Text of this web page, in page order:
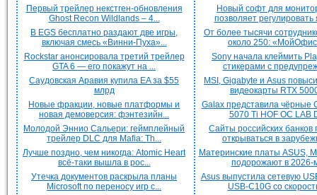
Первый трейлер некстген-обновления
Ghost Recon Wildlands – 4...
В EGS бесплатно раздают две игры,
включая смесь «Винни-Пуха»...
Rockstar анонсировала третий трейлер
GTA 6 — его покажут на ...
Саудовская Аравия купила EA за $55
млрд
Новые фракции, новые платформы и
новая демоверсия: фэнтезийн...
Молодой Эннио Сальери: геймплейный
трейлер DLC для Mafia: Th...
Лучше поздно, чем никогда: Atomic Heart
всё-таки вышла в рос...
Утечка документов раскрыла планы
Microsoft по переносу игр с...
Новый софт для
позволяет регулировать
От более тысячи
около 250:
Sony начала клеймить
стикерами с
MSI, Gigabyte и Asus
видеокарты RTX
Galax представила чёрные
5070 Ti HOF OC LAB
Сайты российских банков
открываться в
Материнские платы ASUS,
подорожают в
Asus выпустила сетевую
USB-C10G со